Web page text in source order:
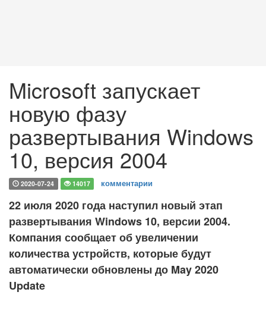
Microsoft запускает
новую фазу
развертывания Windows
10, версия 2004
2020-07-24 14017 комментарии
22 июля 2020 года наступил новый этап
развертывания Windows 10, версии 2004.
Компания сообщает об увеличении
количества устройств, которые будут
автоматически обновлены до May 2020
Update